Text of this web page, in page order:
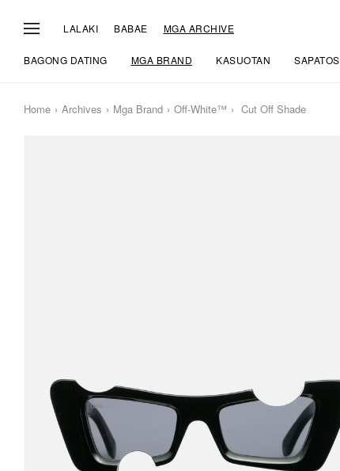
LALAKI BABAE MGA ARCHIVE
BAGONG DATING MGA BRAND KASUOTAN SAPATOS
Home Archives Mga Brand Off-White™ Cut Off Shade